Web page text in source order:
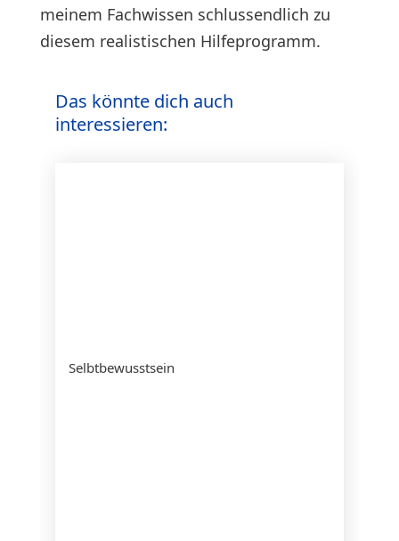
meinem Fachwissen schlussendlich zu
diesem realistischen Hilfeprogramm.
Das könnte dich auch
interessieren:
Selbtbewusstsein